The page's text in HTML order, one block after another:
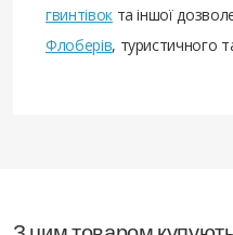
гвинтівокта іншої
Флоберів, туристичного